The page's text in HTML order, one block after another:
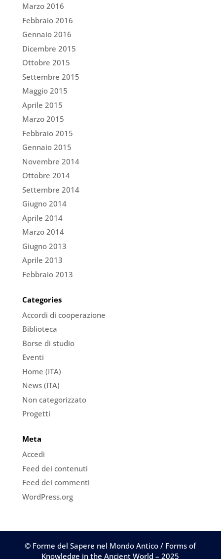
Marzo 2016
Febbraio 2016
Gennaio 2016
Dicembre 2015
Ottobre 2015
Settembre 2015
Maggio 2015
Aprile 2015
Marzo 2015
Febbraio 2015
Gennaio 2015
Novembre 2014
Ottobre 2014
Settembre 2014
Giugno 2014
Aprile 2014
Marzo 2014
Giugno 2013
Aprile 2013
Febbraio 2013
Categories
Accordi di cooperazione
Biblioteca
Borse di studio
Eventi
Home (ITA)
News (ITA)
Non categorizzato
Progetti
Meta
Accedi
Feed dei contenuti
Feed dei commenti
WordPress.org
© Forme del Sapere nel Mondo Antico / Forms of
Knowledge in the Ancient World – 2025